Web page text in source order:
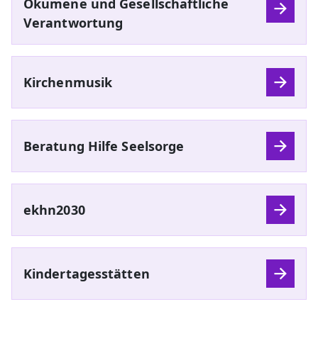
Ökumene und Gesellschaftliche
Verantwortung
Kirchenmusik
Beratung Hilfe Seelsorge
ekhn2030
Kindertagesstätten